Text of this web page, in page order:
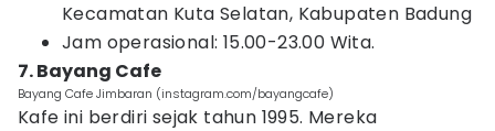
Kecamatan Kuta Selatan, Kabupaten Badung
Jam operasional: 15.00-23.00 Wita.
7. Bayang Cafe
Bayang Cafe Jimbaran (instagram.com/bayangcafe)
Kafe ini berdiri sejak tahun 1995. Mereka